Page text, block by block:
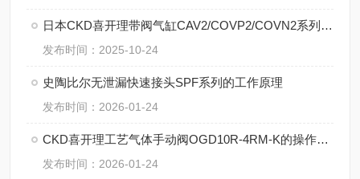
日本CKD喜开理带阀气缸CAV2/COVP2/COVN2系列的不同【湖南中村】
发布时间：2025-10-24
史陶比尔无泄漏快速接头SPF系列的工作原理
发布时间：2026-01-24
CKD喜开理工艺气体手动阀OGD10R-4RM-K的操作使用方法
发布时间：2026-01-24